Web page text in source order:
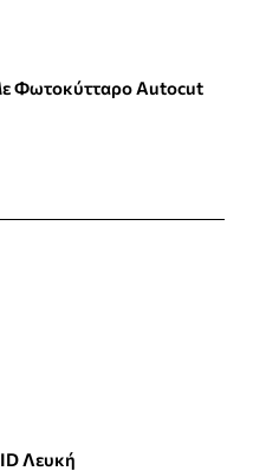
Φωτοκύτταρο Autocut
Λευκή